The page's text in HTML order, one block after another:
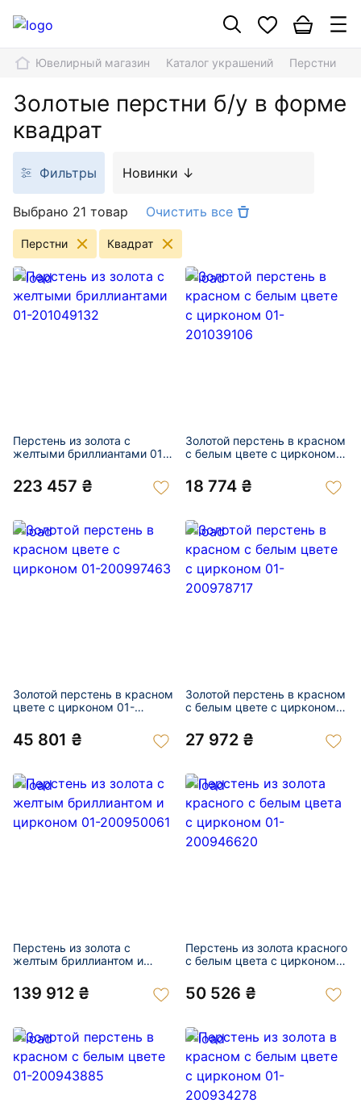
Ювелирный магазин Каталог украшений Перстни
Золотые перстни б/у в форме
квадрат
Выбрано 21 товар Очистить все
Перстни Квадрат
Фильтры Новинки ↓
Перстень из золота с
желтыми бриллиантами 01-
223 457 ₴
Золотой перстень в красном
с белым цвете с цирконом
18 774 ₴
Золотой перстень в красном
цвете с цирконом 01-
45 801 ₴
Золотой перстень в красном
с белым цвете с цирконом
27 972 ₴
Перстень из золота с
желтым бриллиантом и
139 912 ₴
Перстень из золота красного
с белым цвета с цирконом
50 526 ₴